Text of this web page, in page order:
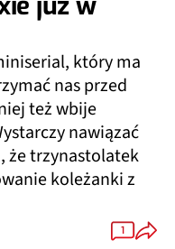
który ma
nas przed
też wbije
nawiązać
że trzynastolatek
koleżanki z
1